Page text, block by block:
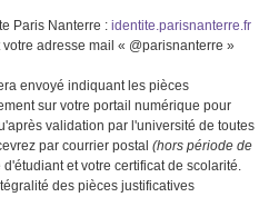
Paris Nanterre : identite.parisnanterre.fr
adresse mail « @parisnanterre »
envoyé indiquant les pièces
sur votre portail numérique pour
validation par l'université de toutes
par courrier postal (hors période de
d'étudiant et votre certificat de scolarité.
des pièces justificatives